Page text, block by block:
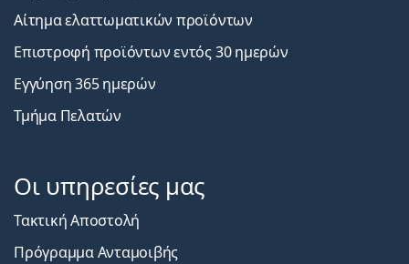
Αίτημα ελαττωματικών προϊόντων
Επιστροφή προϊόντων εντός 30 ημερών
Εγγύηση 365 ημερών
Τμήμα Πελατών
Οι υπηρεσίες μας
Τακτική Αποστολή
Πρόγραμμα Ανταμοιβής